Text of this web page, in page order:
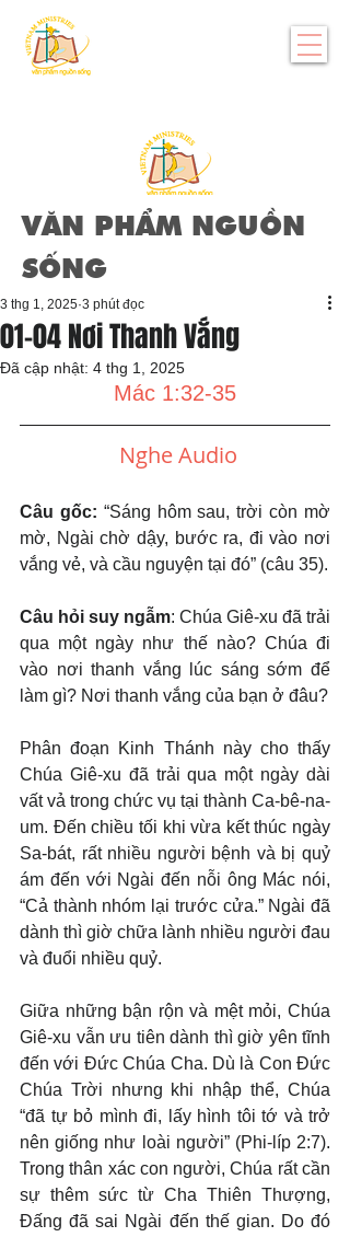
VĂN PHẨM NGUỒN
SỐNG
01-04 Nơi Thanh Vắng
3 thg 1, 2025 3 phút đọc
Đã cập nhật: 4 thg 1, 2025
Mác 1:32-35
Nghe Audio
Câu gốc: “Sáng hôm sau, trời còn mờ
mờ, Ngài chờ dậy, bước ra, đi vào nơi
vắng vẻ, và cầu nguyện tại đó” (câu 35).
Câu hỏi suy ngẫm: Chúa Giê-xu đã trải
qua một ngày như thế nào? Chúa đi
vào nơi thanh vắng lúc sáng sớm để
làm gì? Nơi thanh vắng của bạn ở đâu?
Phân đoạn Kinh Thánh này cho thấy
Chúa Giê-xu đã trải qua một ngày dài
vất vả trong chức vụ tại thành Ca-bê-na-
um. Đến chiều tối khi vừa kết thúc ngày
Sa-bát, rất nhiều người bệnh và bị quỷ
ám đến với Ngài đến nỗi ông Mác nói,
“Cả thành nhóm lại trước cửa.” Ngài đã
dành thì giờ chữa lành nhiều người đau
và đuổi nhiều quỷ.
Giữa những bận rộn và mệt mỏi, Chúa
Giê-xu vẫn ưu tiên dành thì giờ yên tĩnh
đến với Đức Chúa Cha. Dù là Con Đức
Chúa Trời nhưng khi nhập thể, Chúa
“đã tự bỏ mình đi, lấy hình tôi tớ và trở
nên giống như loài người” (Phi-líp 2:7).
Trong thân xác con người, Chúa rất cần
sự thêm sức từ Cha Thiên Thượng,
Đấng đã sai Ngài đến thế gian. Do đó